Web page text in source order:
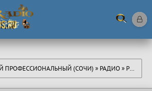
ПРОФЕССИОНАЛЬНЫЙ (СОЧИ) » РАДИО» РОССИЯ